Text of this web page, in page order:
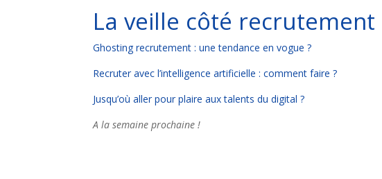
La veille côté recrutement
Ghosting recrutement : une tendance en vogue ?
Recruter avec l’intelligence artificielle : comment faire ?
Jusqu’où aller pour plaire aux talents du digital ?
A la semaine prochaine !